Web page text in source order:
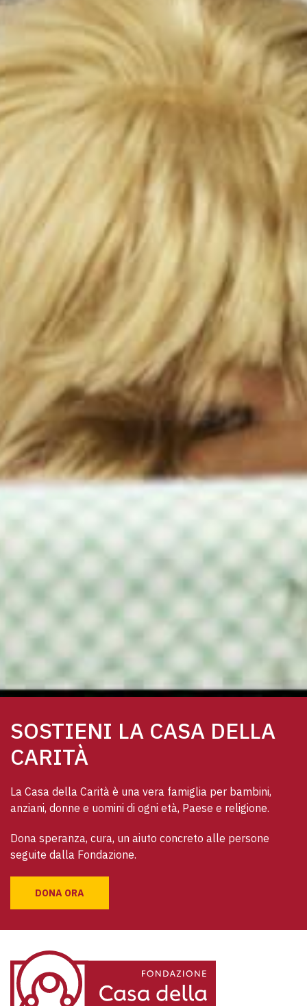
SOSTIENI LA CASA DELLA
CARITÀ
La Casa della Carità è una vera famiglia per bambini,
anziani, donne e uomini di ogni età, Paese e religione.
Dona speranza, cura, un aiuto concreto alle persone
seguite dalla Fondazione.
DONA ORA